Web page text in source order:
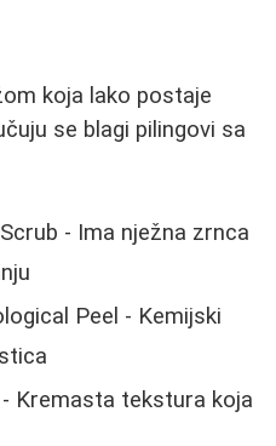
koja lako postaje
se blagi pilingovi sa
- Ima nježna zrnca
Peel - Kemijski
Kremasta tekstura koja